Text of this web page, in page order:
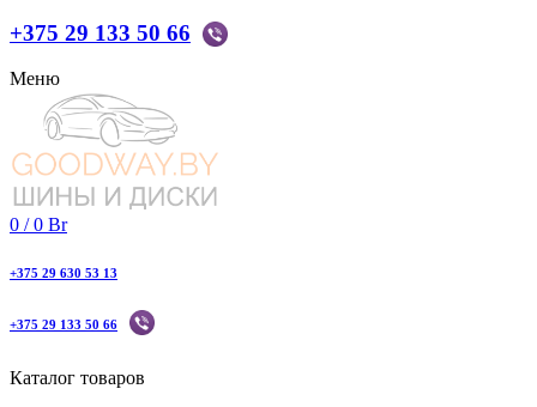
+375 29 133 50 66
Меню
0 / 0 Br
+375 29 630 53 13
+375 29 133 50 66
Каталог товаров